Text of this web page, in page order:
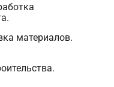
материалов.